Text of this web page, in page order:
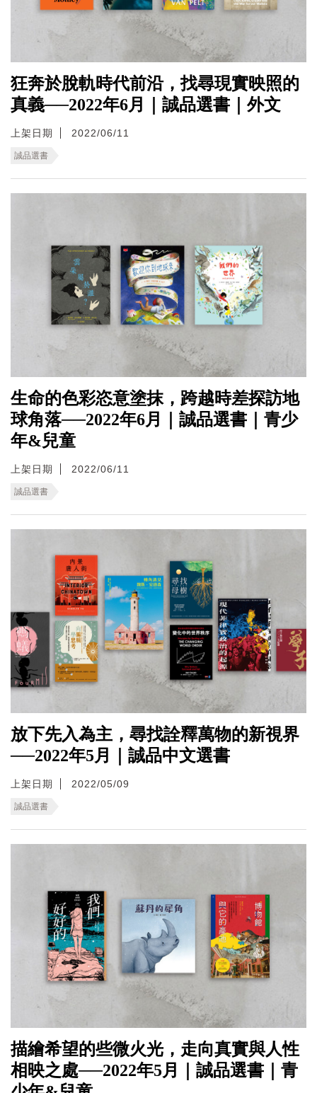
狂奔於脫軌時代前沿，找尋現實映照的
真義──2022年6月｜誠品選書｜外文
上架日期 2022/06/11
誠品選書
生命的色彩恣意塗抹，跨越時差探訪地
球角落──2022年6月｜誠品選書｜青少
年&兒童
上架日期 2022/06/11
誠品選書
放下先入為主，尋找詮釋萬物的新視界
──2022年5月｜誠品中文選書
上架日期 2022/05/09
誠品選書
描繪希望的些微火光，走向真實與人性
相映之處──2022年5月｜誠品選書｜青